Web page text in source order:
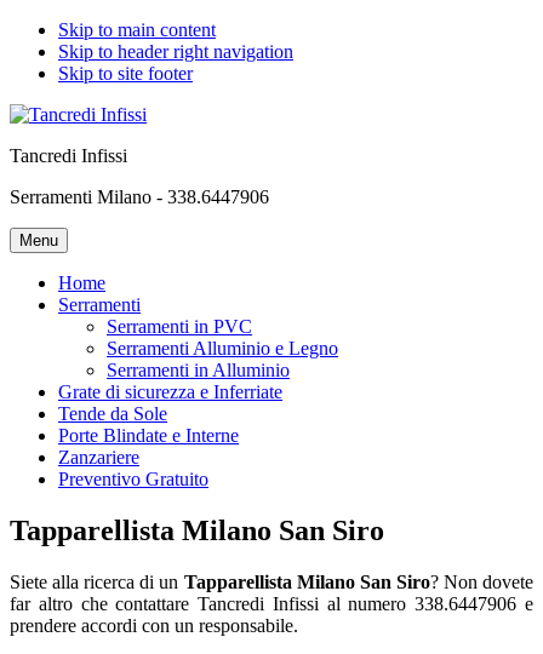
Skip to main content
Skip to header right navigation
Skip to site footer
Tancredi Infissi
Serramenti Milano - 338.6447906
Menu
Home
Serramenti
Serramenti in PVC
Serramenti Alluminio e Legno
Serramenti in Alluminio
Grate di sicurezza e Inferriate
Tende da Sole
Porte Blindate e Interne
Zanzariere
Preventivo Gratuito
Tapparellista Milano San Siro
Siete alla ricerca di un Tapparellista Milano San Siro? Non dovete
far altro che contattare Tancredi Infissi al numero 338.6447906 e
prendere accordi con un responsabile.